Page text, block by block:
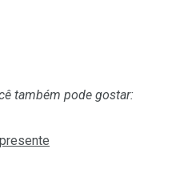
também pode gostar: